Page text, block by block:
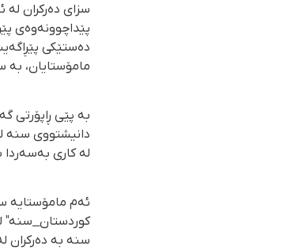
سزای دەرکران لە
پێداچوونەوەی
دەستێکی
مامۆستایان، بە
بە پێی ڕاپۆرتی
دانیشتووی سنە
لە کاری بەسەردا
ئەم مامۆستایە
کوردستان_سنە"
سنە بە دەرکران